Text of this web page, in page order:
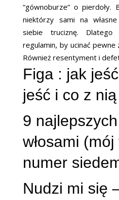
“gównoburze” o
niektórzy sami na
siebie truciznę.
regulamin, by ucinać pewne
Również resentyment i
Figa : jak
jeść i co z
9
włosami
numer
Nudzi mi się